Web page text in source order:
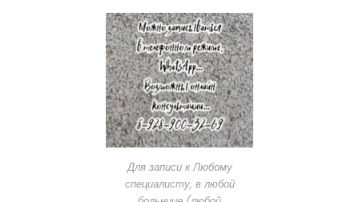
Для записи к Любому
специалисту, в любой